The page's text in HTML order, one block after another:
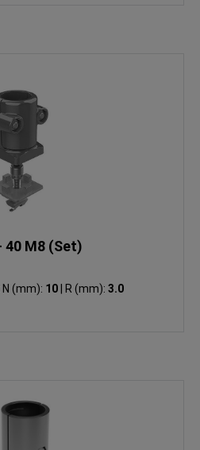
40 M8 (Set)
N (mm): 10 R (mm): 3.0